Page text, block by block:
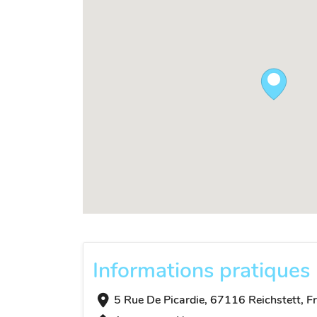
Informations pratiques
5 Rue De Picardie, 67116 Reichstett,